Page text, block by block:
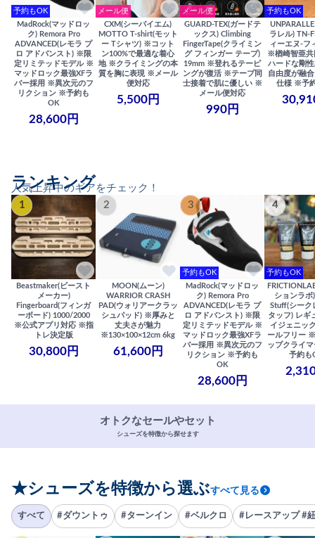
予約もOK
MadRock(マッドロッ
ク) Remora Pro
ADVANCED(レモラ プ
ロ アドバンスト) ※限
定リミテッドモデル ※
マッドロック最強XFラ
バー採用 ※異次元のフ
リクション ※予約も
OK
28,600円
メール便
CXM(シーバイエム)
MOTTO T-shirt(モット
ー Tシャツ) ※コット
ン100%で最適な着心
地 ※クライミングの本
質を胸に表現 ※メール
便対応
5,500円
メール便
GUARD-TEX(ガードテ
ックス) Climbing
FingerTape(クライミン
グ フィンガー テープ)
19mm ※登れるテーピ
ングが復活 ※テープ同
士接着で肌に優しい ※
メール便対応
990円
予約もOK
ラレル) TN-
ィーエヌ-フ
※楢崎智亜
ハードな剛
自由度が融
仕様 ※予
人気上昇中のギアをチェック！
ランキング
1
Beastmaker(ビースト
メーカー)
Fingerboard(フィンガ
ーボード) 1000/2000
※公式アプリ対応 ※指
トレ決定版
30,800円
2
MOON(ムーン)
WARRIOR CRASH
PAD(ウォリアークラッ
シュパッド) ※厚みと
丈夫さが魅力
※130×100×12cm 6kg
61,600円
3
予約もOK
MadRock(マッドロッ
ク) Remora Pro
ADVANCED(レモラ プ
ロ アドバンスト) ※限
定リミテッドモデル ※
マッドロック最強XFラ
バー採用 ※異次元のフ
リクション ※予約も
OK
28,600円
4
予約もOK
ションラボ
Stuff(シーク
タッフ) レギ
イジェニッ
ールフリー
ップクライ
予約も
オトクなセールやセット
シューズを特徴から探せます
★シューズを特徴から選ぶすべて見る
すべて #ダウントゥ #ターンイン #ベルクロ #レースアップ #